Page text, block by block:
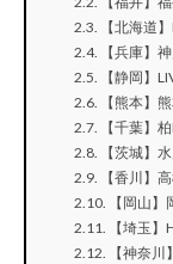
【北海道
【兵庫】
【静岡】
【熊本】
【千葉】
【茨城】
【香川】
【岡山
【埼玉
【神奈